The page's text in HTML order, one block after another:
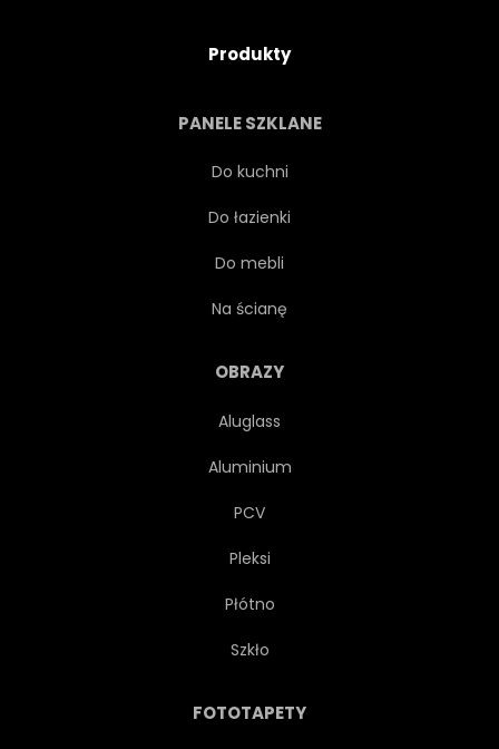
Produkty
PANELE SZKLANE
Do kuchni
Do łazienki
Do mebli
Na ścianę
OBRAZY
Aluglass
Aluminium
PCV
Pleksi
Płótno
Szkło
FOTOTAPETY